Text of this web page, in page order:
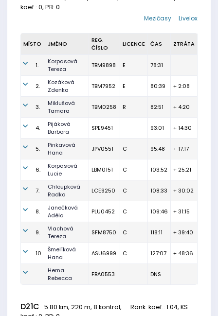
koef.: 0, PB: 0
Livelox
Mezičasy
MÍSTO JMÉNO
REG.
ČÍSLO
LICENCE ČAS ZTRÁTA
1.
Korpasová
Tereza
TBM9898 E 78:31
2.
Kozáková
Zdenka
TBM7952 E 80:39 + 2:08
3.
Miklušová
Tamara
TBM0258 R 82:51 + 4:20
4.
Pijáková
Barbora
SPE9451 93:01 + 14:30
5.
Pinkavová
Hana
JPV0551 C 95:48 + 17:17
6.
Korpasová
Lucie
LBM0151 C 103:52 + 25:21
7.
Chloupková
Radka
LCE9250 C 108:33 + 30:02
8.
Janečková
Adéla
PLU0452 C 109:46 + 31:15
9.
Vlachová
Tereza
SFM8750 C 118:11 + 39:40
10.
Šmelíková
Hana
ASU6999 C 127:07 + 48:36
Herna
Rebecca
FBA0553 DNS
D21C 5.80 km, 220 m, 8 kontrol, Rank. koef.: 1.04, KS